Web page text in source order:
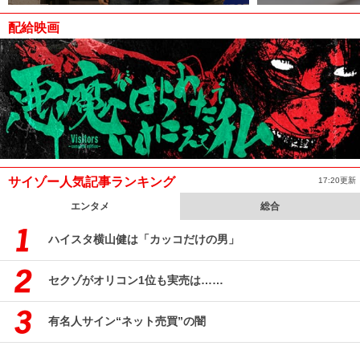
配給映画
サイゾー人気記事ランキング 17:20更新
エンタメ 総合
ハイスタ横山健は「カッコだけの男」
セクゾがオリコン1位も実売は……
有名人サイン“ネット売買”の闇